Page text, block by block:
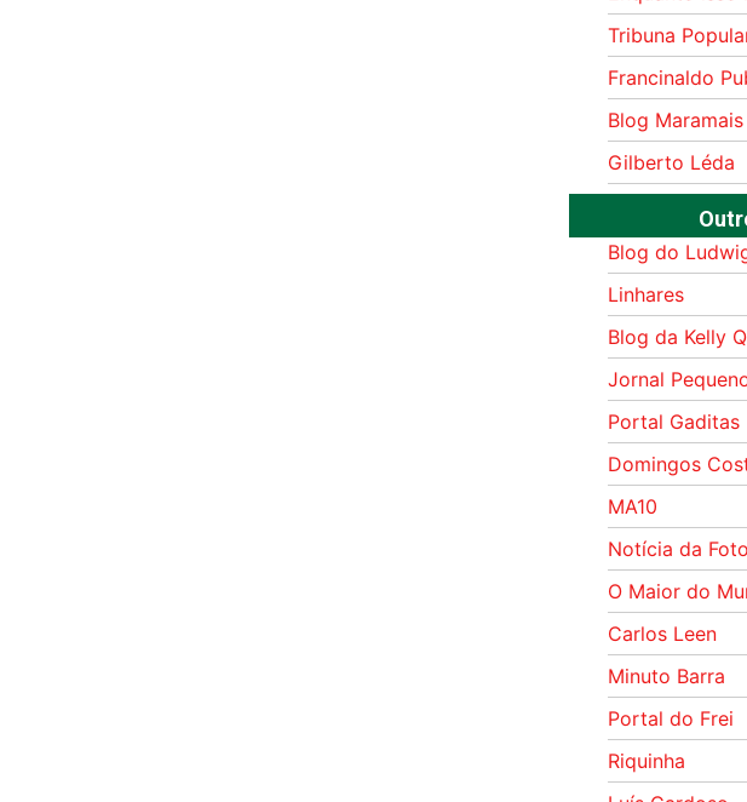
Tribuna
Francinaldo
Blog Maramais
Gilberto Léda
Blog do
Linhares
Blog da Kelly
Jornal
Portal Gaditas
Domingos
MA10
Notícia da Foto
O Maior do
Carlos Leen
Minuto Barra
Portal do Frei
Riquinha